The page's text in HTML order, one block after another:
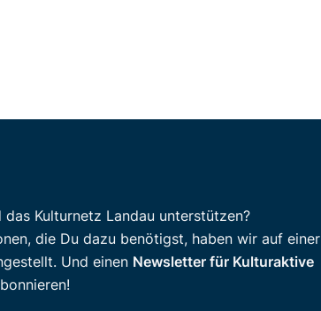
Kulturnetz Landau unterstützen?
die Du dazu benötigst, haben wir auf einer
Und einen Newsletter für Kulturaktive